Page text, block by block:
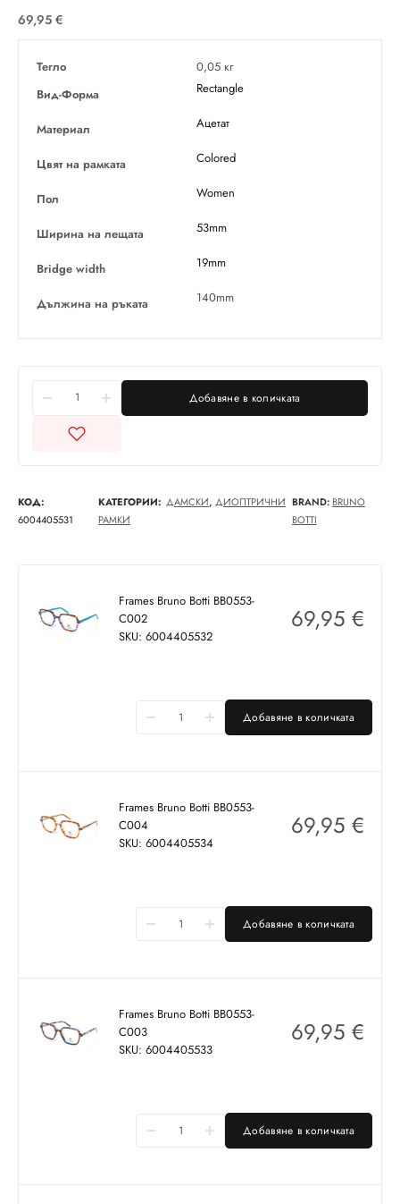
69,95 €
Тегло
0,05 кг
Вид-Форма
Rectangle
Материал Ацетат
Цвят на рамката Colored
Пол Women
Ширина на лещата 53mm
Bridge width 19mm
Дължина на ръката 140mm
Добавяне в количката
КОД:
6004405531
КАТЕГОРИИ: ДАМСКИ,ДИОПТРИЧНИ
РАМКИ
BRAND: BRUNO
BOTTI
Frames Bruno Botti BB0553-
C002
SKU: 6004405532
69,95 €
Добавяне в количката
Frames Bruno Botti BB0553-
C004
SKU: 6004405534
69,95 €
Добавяне в количката
Frames Bruno Botti BB0553-
C003
SKU: 6004405533
69,95 €
Добавяне в количката